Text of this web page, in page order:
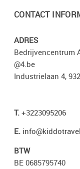
CONTACT
ADRES
Bedrijvencentrum
@4.be
Industrielaan 4,
T. +3223095206
E.
BTW
BE 0685795740